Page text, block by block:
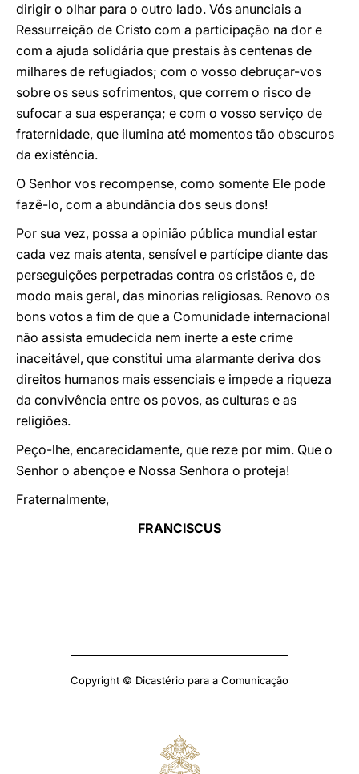
dirigir o olhar para o outro lado. Vós anunciais a
Ressurreição de Cristo com a participação na dor e
com a ajuda solidária que prestais às centenas de
milhares de refugiados; com o vosso debruçar-vos
sobre os seus sofrimentos, que correm o risco de
sufocar a sua esperança; e com o vosso serviço de
fraternidade, que ilumina até momentos tão obscuros
da existência.
O Senhor vos recompense, como somente Ele pode
fazê-lo, com a abundância dos seus dons!
Por sua vez, possa a opinião pública mundial estar
cada vez mais atenta, sensível e partícipe diante das
perseguições perpetradas contra os cristãos e, de
modo mais geral, das minorias religiosas. Renovo os
bons votos a fim de que a Comunidade internacional
não assista emudecida nem inerte a este crime
inaceitável, que constitui uma alarmante deriva dos
direitos humanos mais essenciais e impede a riqueza
da convivência entre os povos, as culturas e as
religiões.
Peço-lhe, encarecidamente, que reze por mim. Que o
Senhor o abençoe e Nossa Senhora o proteja!
Fraternalmente,
FRANCISCUS
Copyright © Dicastério para a Comunicação